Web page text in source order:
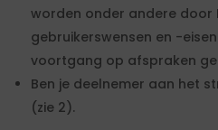
worden onder andere door
gebruikerswensen en -
voortgang op afspraken
Ben je deelnemer aan het
(zie 2).